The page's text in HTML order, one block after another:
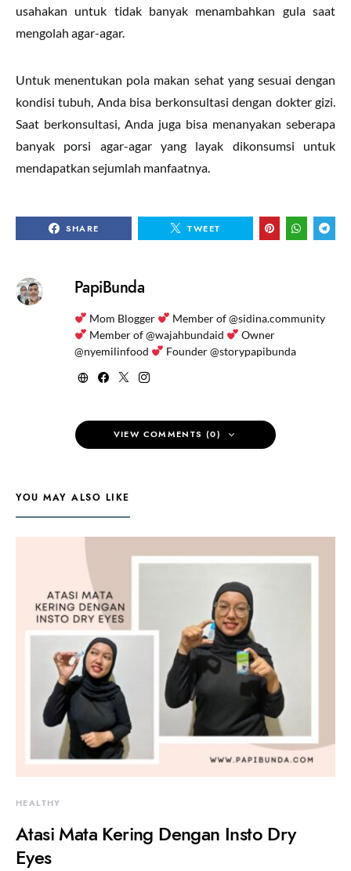
usahakan untuk tidak banyak menambahkan gula saat
mengolah agar-agar.
Untuk menentukan pola makan sehat yang sesuai dengan
kondisi tubuh, Anda bisa berkonsultasi dengan dokter gizi.
Saat berkonsultasi, Anda juga bisa menanyakan seberapa
banyak porsi agar-agar yang layak dikonsumsi untuk
mendapatkan sejumlah manfaatnya.
SHARE TWEET
PapiBunda
Mom Blogger
Member of @sidina.community
Member of @wajahbundaid
Owner
@nyemilinfood
Founder @storypapibunda
VIEW COMMENTS (0)
YOU MAY ALSO LIKE
HEALTHY
Atasi Mata Kering Dengan Insto Dry
Eyes